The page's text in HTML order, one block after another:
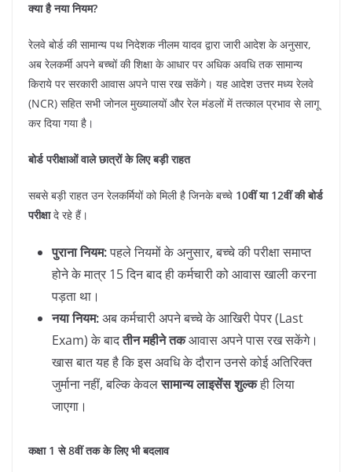
क्या है नया नियम?
​रेलवे बोर्ड की सामान्य पथ निदेशक नीलम यादव द्वारा जारी आदेश के अनुसार,
अब रेलकर्मी अपने बच्चों की शिक्षा के आधार पर अधिक अवधि तक सामान्य
किराये पर सरकारी आवास अपने पास रख सकेंगे। यह आदेश उत्तर मध्य रेलवे
(NCR) सहित सभी जोनल मुख्यालयों और रेल मंडलों में तत्काल प्रभाव से लागू
कर दिया गया है।
बोर्ड परीक्षाओं वाले छात्रों के लिए बड़ी राहत
​सबसे बड़ी राहत उन रेलकर्मियों को मिली है जिनके बच्चे 10वीं या 12वीं की बोर्ड
परीक्षादे रहे हैं।
पुराना नियम:पहले नियमों के अनुसार, बच्चे की परीक्षा समाप्त
होने के मात्र 15 दिन बाद ही कर्मचारी को आवास खाली करना
पड़ता था।
नया नियम:अब कर्मचारी अपने बच्चे के आखिरी पेपर (Last
Exam) के बादतीन महीने तकआवास अपने पास रख सकेंगे।
खास बात यह है कि इस अवधि के दौरान उनसे कोई अतिरिक्त
जुर्माना नहीं, बल्कि केवलसामान्य लाइसेंस शुल्कही लिया
जाएगा।
कक्षा 1 से 8वीं तक के लिए भी बदलाव